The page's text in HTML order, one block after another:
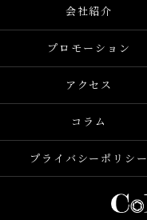
会社紹介
プロモーション
アクセス
コラム
プライバシーポリシー